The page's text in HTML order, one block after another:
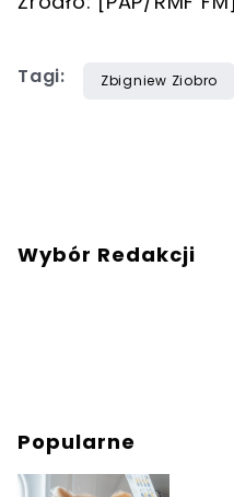
Tagi: Zbigniew Ziobro
Wybór Redakcji
Popularne